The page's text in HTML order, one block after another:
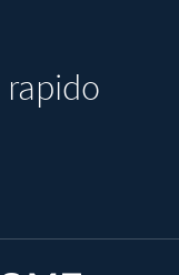
rapido